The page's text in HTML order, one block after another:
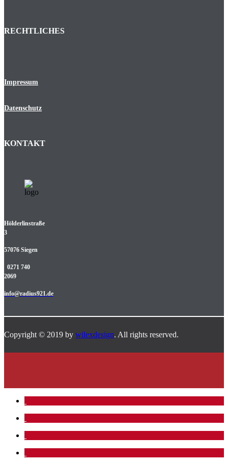
RECHTLICHES
Impressum
Datenschutz
KONTAKT
Hölderlinstraße
3
57076 Siegen
0271 740
2069
info@radius921.de
Copyright © 2019 by wilexdesign. All rights reserved.